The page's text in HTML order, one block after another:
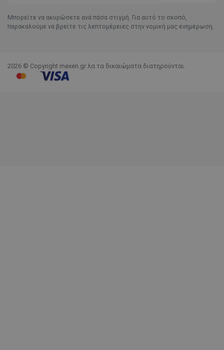
Μπορείτε να ακυρώσετε ανά πάσα στιγμή. Για αυτό το σκοπό,
παρακαλούμε να βρείτε τις λεπτομέρειες στην νομική μας ενημέρωση.
2026 © Copyright mexen.gr λα τα δικαιώματα διατηρούνται.